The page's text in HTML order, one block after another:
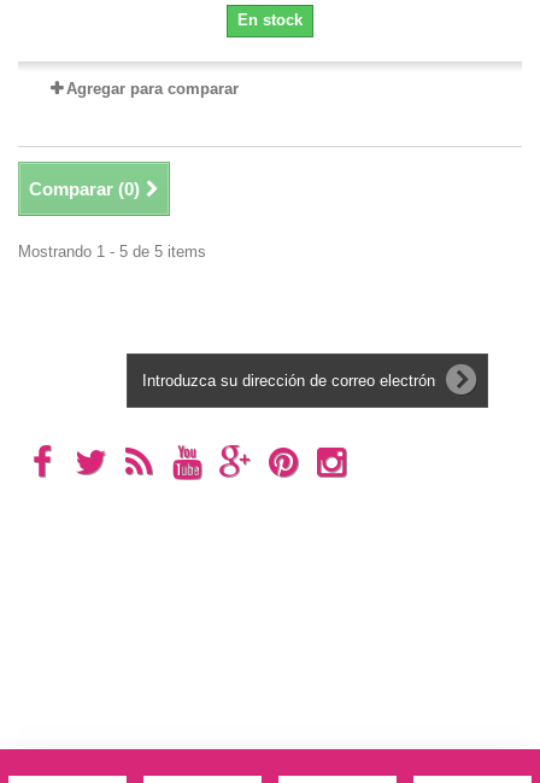
En stock
Agregar para comparar
Comparar (0)
Mostrando 1 - 5 de 5 items